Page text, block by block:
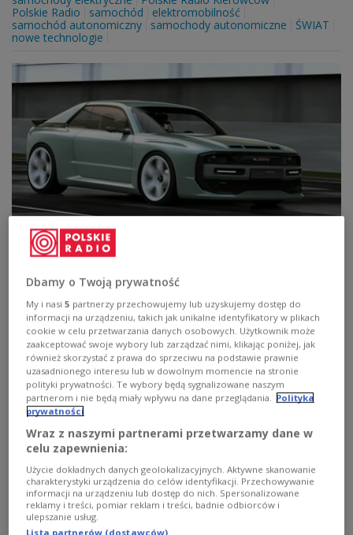
Polskie Radio
samochód
elektromobilność
samochód autonomiczny
samochody autonomiczne
ŚWIAT
nowe technologie
Elektryczna wersja rajdowego klasyka
nawiązywały do modeli produkowanych w
przeszłości. Tak jest także z autem E-Legend EL1,
inspirowanym legendarnym Audi Quattro S1.
Zobacz więcej na temat:kierowca
kierowcy
Radio kierowców
motoryzacja samochody
samochody elektryczne Polskie Radio Kierowców
nowinki technologiczne
samochód drogi
POLSKA
wiadomości
Dbamy o Twoją prywatność
My i nasi5 partnerzy przechowujemy lub uzyskujemy dostęp do
informacji na urządzeniu, takich jak unikalne identyfikatory w plikach
cookie w celu przetwarzania danych osobowych. Użytkownik może
zaakceptować swoje wybory lub zarządzać nimi, klikając poniżej, jak
również skorzystać z prawa do sprzeciwu na podstawie prawnie
uzasadnionego interesu lub w dowolnym momencie na stronie
polityki prywatności. Te wybory będą sygnalizowane naszym
partnerom i nie będą miały wpływu na dane przeglądania.
Polityka
prywatności
Wraz z naszymi partnerami przetwarzamy dane w
celu zapewnienia:
Użycie dokładnych danych geolokalizacyjnych. Aktywne skanowanie
charakterystyki urządzenia do celów identyfikacji. Przechowywanie
informacji na urządzeniu lub dostęp do nich. Spersonalizowane
reklamy i treści, pomiar reklam i treści, badnie odbiorców i
ulepszanie usług.
Lista partnerów (dostawców)